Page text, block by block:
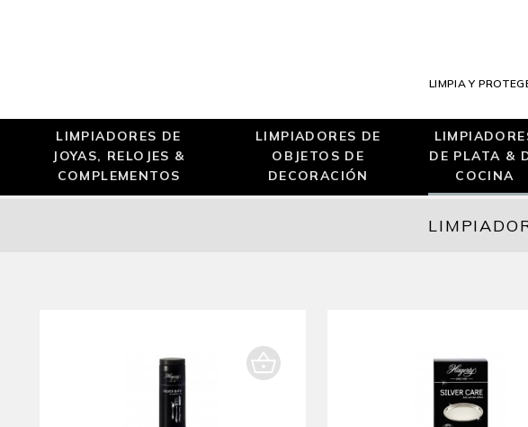
LIMPIA Y
LIMPIADORES DE
JOYAS, RELOJES &
COMPLEMENTOS
LIMPIADORES DE
OBJETOS DE
DECORACIÓN
DE PLATA &
COCINA